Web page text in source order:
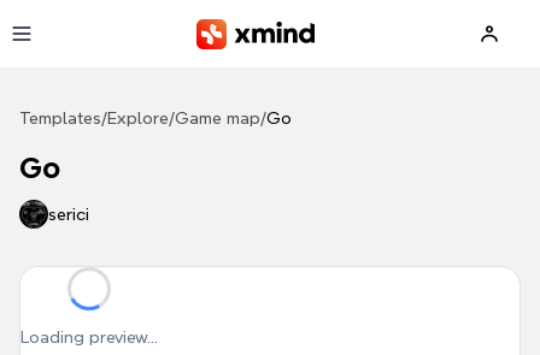
Templates/Explore/Game map/Go
Go
serici
Loading preview...